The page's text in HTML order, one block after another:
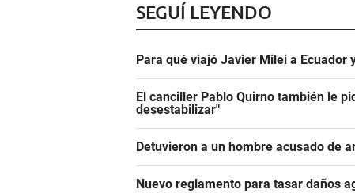
SEGUÍ LEYENDO
Para qué viajó Javier Milei a Ecuador
El canciller Pablo Quirno también le
desestabilizar"
Detuvieron a un hombre acusado de
Nuevo reglamento para tasar daños